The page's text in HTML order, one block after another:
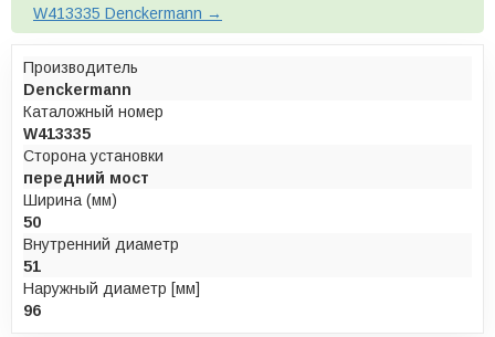
W413335 Denckermann →
Производитель
Denckermann
Каталожный номер
W413335
Сторона установки
передний мост
Ширина (мм)
50
Внутренний диаметр
51
Наружный диаметр [мм]
96